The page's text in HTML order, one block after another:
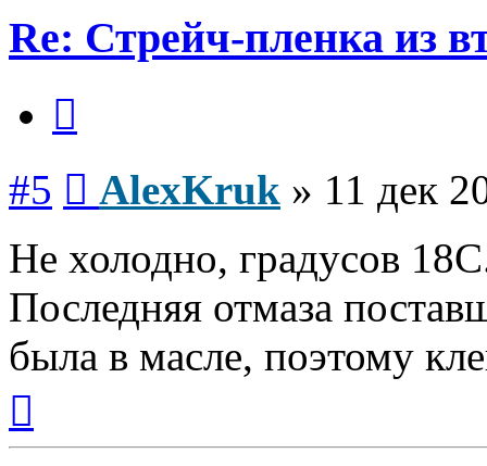
Re: Стрейч-пленка из
#5 AlexKruk » 11 дек
Не холодно, градусов
Последняя отмаза
была в масле, поэтому
началу